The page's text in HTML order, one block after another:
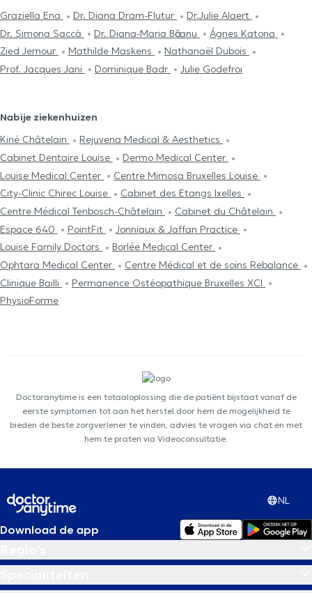
Graziella Ena
Dr. Diana Dram-Flutur
Dr.Julie Alaert
Dr. Simona Saccà
Dr. Diana-Maria Băcanu
Ágnes Katona
Zied Jemour
Mathilde Maskens
Nathanaël Dubois
Prof. Jacques Jani
Dominique Badr Julie Godefroi
Nabije ziekenhuizen
Kiné Châtelain
Rejuvena Medical & Aesthetics
Cabinet Dentaire Louise
Dermo Medical Center
Louise Medical Center
Centre Mimosa Bruxelles Louise
City-Clinic Chirec Louise
Cabinet des Etangs Ixelles
Centre Médical Tenbosch-Châtelain
Cabinet du Châtelain
Espace 640
PointFit
Jonniaux & Jaffan Practice
Louise Family Doctors
Borlée Medical Center
Ophtara Medical Center
Centre Médical et de soins Rebalance
Clinique Bailli
Permanence Ostéopathique Bruxelles XCI
PhysioForme
Doctoranytime is een totaaloplossing die de patiënt bijstaat vanaf de
eerste symptomen tot aan het herstel door hem de mogelijkheid te
bieden de beste zorgverlener te vinden, advies te vragen via chat en met
hem te praten via Videoconsultatie.
NL
Download de app